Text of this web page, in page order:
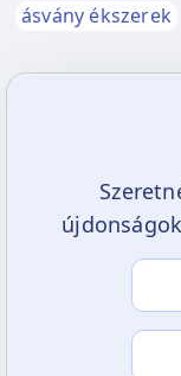
ásvány ékszerek